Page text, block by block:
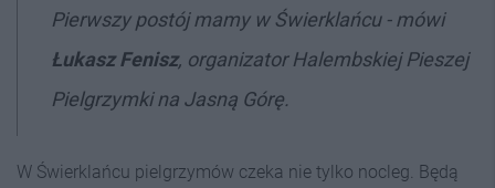
Pierwszy postój mamy w Świerklańcu - mówi
Łukasz Fenisz, organizator Halembskiej Pieszej
Pielgrzymki na Jasną Górę.
W Świerklańcu pielgrzymów czeka nie tylko nocleg. Będą